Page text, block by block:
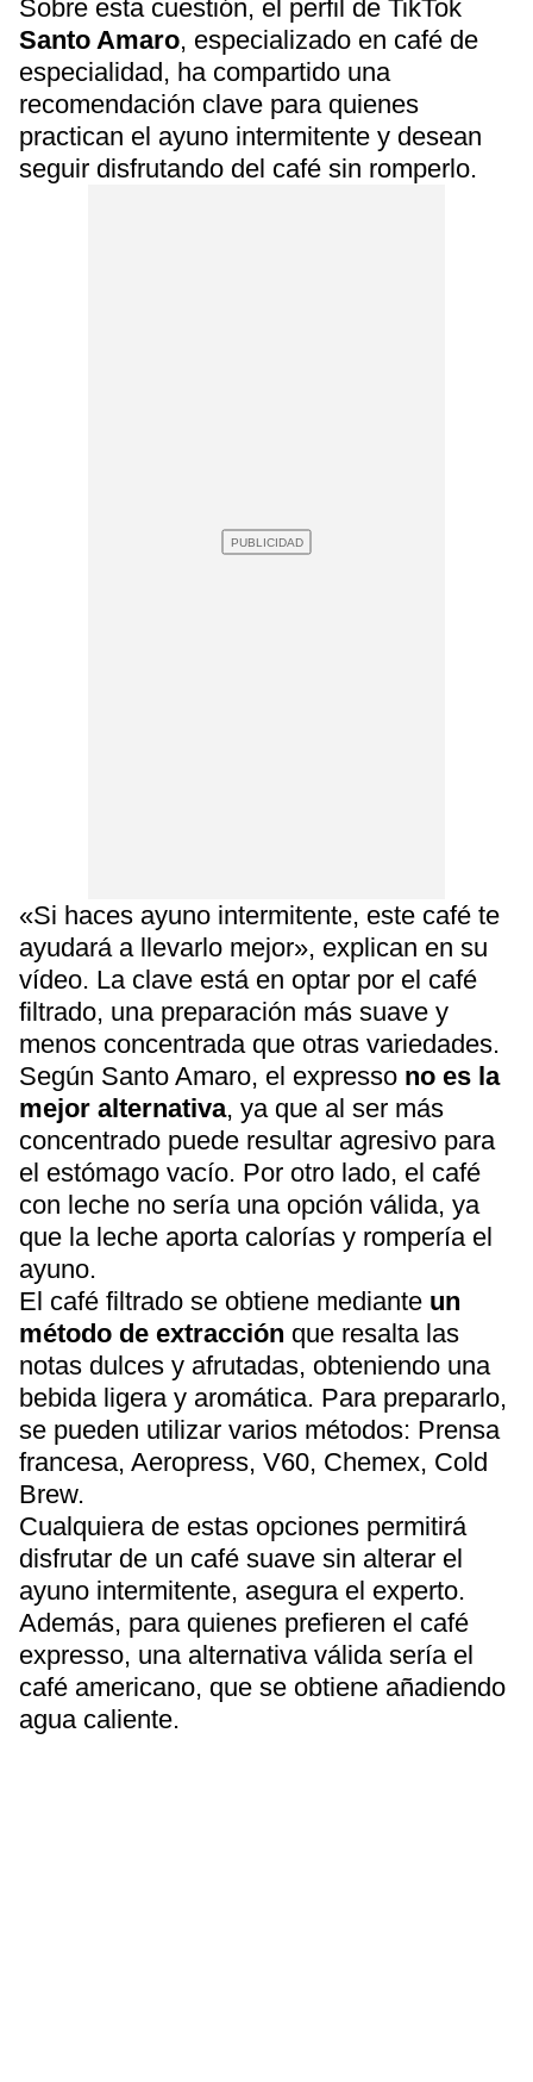
Sobre esta cuestión, el perfil de TikTok
Santo Amaro, especializado en café de
especialidad, ha compartido una
recomendación clave para quienes
practican el ayuno intermitente y desean
seguir disfrutando del café sin romperlo.
«Si haces ayuno intermitente, este café te
ayudará a llevarlo mejor», explican en su
vídeo. La clave está en optar por el café
filtrado, una preparación más suave y
menos concentrada que otras variedades.
Según Santo Amaro, el expresso no es la
mejor alternativa, ya que al ser más
concentrado puede resultar agresivo para
el estómago vacío. Por otro lado, el café
con leche no sería una opción válida, ya
que la leche aporta calorías y rompería el
ayuno.
El café filtrado se obtiene mediante un
método de extracción que resalta las
notas dulces y afrutadas, obteniendo una
bebida ligera y aromática. Para prepararlo,
se pueden utilizar varios métodos: Prensa
francesa, Aeropress, V60, Chemex, Cold
Brew.
Cualquiera de estas opciones permitirá
disfrutar de un café suave sin alterar el
ayuno intermitente, asegura el experto.
Además, para quienes prefieren el café
expresso, una alternativa válida sería el
café americano, que se obtiene añadiendo
agua caliente.